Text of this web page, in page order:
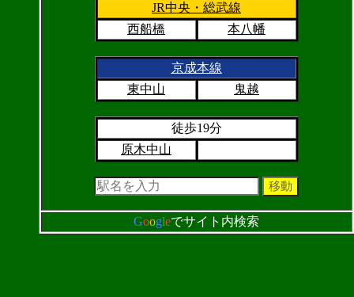
JR中央・総武線
西船橋
本八幡
京成本線
東中山
鬼越
徒歩19分
原木中山
Googleでサイト内検索